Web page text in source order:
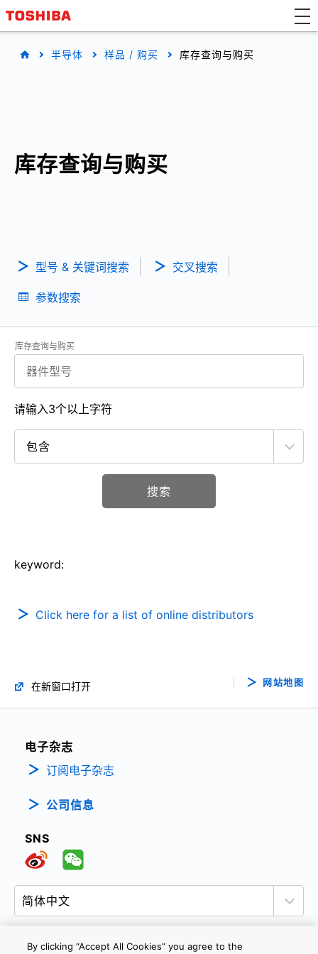
半导体 样品 / 购买 库存查询与购买
库存查询与购买
型号 & 关键词搜索 交叉搜索
参数搜索
库存查询与购买
搜索
请输入3个以上字符
keyword:
Click here for a list of online distributors
在新窗口打开 网站地图
电子杂志
订阅电子杂志
公司信息
SNS
By clicking “Accept All Cookies” you agree to the